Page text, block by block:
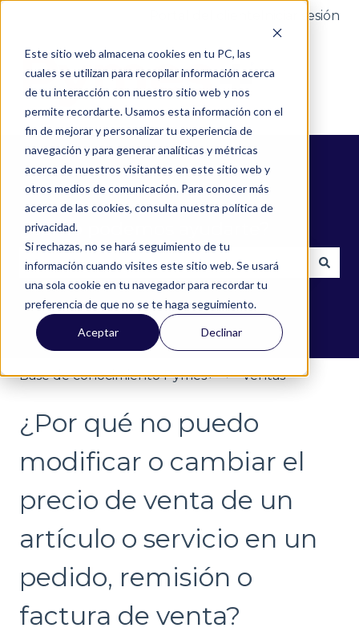
Este sitio web almacena cookies en tu PC, las
cuales se utilizan para recopilar información acerca
de tu interacción con nuestro sitio web y nos
permite recordarte. Usamos esta información con el
fin de mejorar y personalizar tu experiencia de
navegación y para generar analíticas y métricas
acerca de nuestros visitantes en este sitio web y
otros medios de comunicación. Para conocer más
acerca de las cookies, consulta nuestra política de
privacidad.
Si rechazas, no se hará seguimiento de tu
información cuando visites este sitio web. Se usará
una sola cookie en tu navegador para recordar tu
preferencia de que no se te haga seguimiento.
Aceptar Declinar
Iniciar sesión
¿Cómo podemos ayudarte?
No hay sugerencias porque el campo de
Base de conocimiento Pymes+ Ventas
¿Por qué no puedo
modificar o cambiar el
precio de venta de un
artículo o servicio en un
pedido, remisión o
factura de venta?